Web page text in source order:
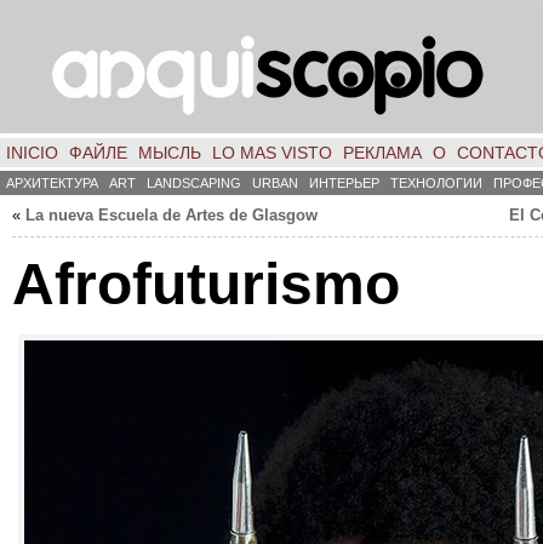
INICIO ФАЙЛЕ МЫСЛЬ LO MAS VISTO РЕКЛАМА О
АРХИТЕКТУРА ART LANDSCAPING URBAN ИНТЕРЬЕР ТЕХНОЛОГИИ
« La nueva Escuela de Artes de Glasgow El
Afrofuturismo